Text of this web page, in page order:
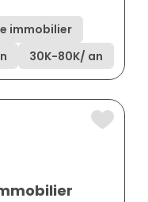
immobilier
30K-80K/ an